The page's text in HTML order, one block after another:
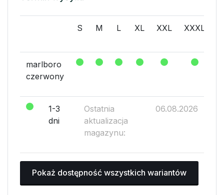
S M L XL XXL XXXL
marlboro
czerwony
1-3
dni
Ostatnia
aktualizacja
magazynu:
06.08.2026
Pokaż dostępność wszystkich wariantów